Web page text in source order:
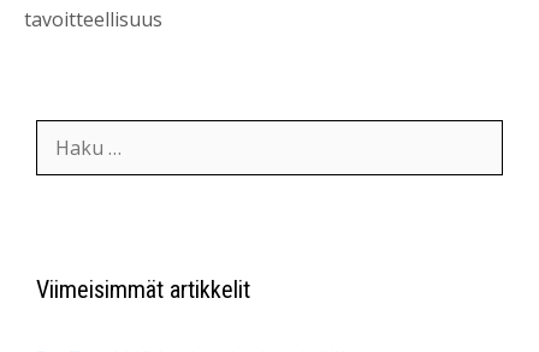
tavoitteellisuus
Haku:
Viimeisimmät artikkelit